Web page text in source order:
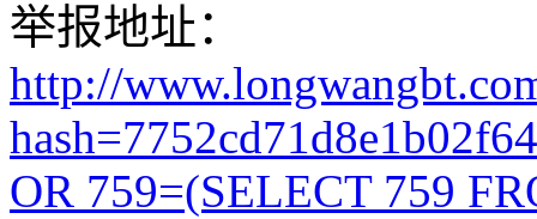
举报地址：
http://
OR 759=(SELECT 759